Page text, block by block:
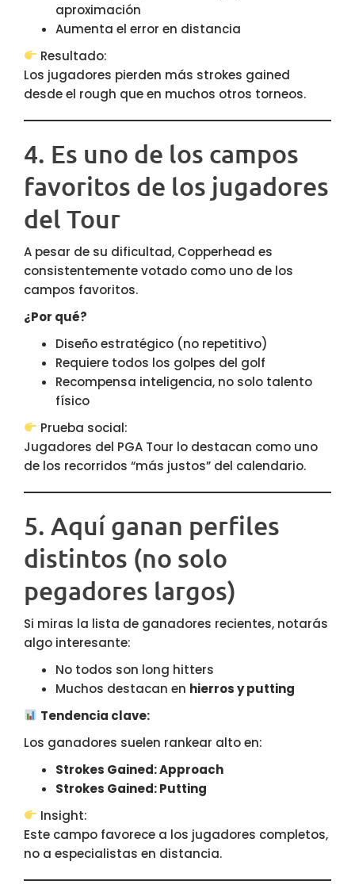
aproximación
Aumenta el error en distancia
Resultado:
Los jugadores pierden más strokes gained
desde el rough que en muchos otros torneos.
4. Es uno de los campos
favoritos de los jugadores
del Tour
A pesar de su dificultad, Copperhead es
consistentemente votado como uno de los
campos favoritos.
¿Por qué?
Diseño estratégico (no repetitivo)
Requiere todos los golpes del golf
Recompensa inteligencia, no solo talento
físico
Prueba social:
Jugadores del PGA Tour lo destacan como uno
de los recorridos “más justos” del calendario.
5. Aquí ganan perfiles
distintos (no solo
pegadores largos)
Si miras la lista de ganadores recientes, notarás
algo interesante:
No todos son long hitters
Muchos destacan en hierros y putting
Tendencia clave:
Los ganadores suelen rankear alto en:
Strokes Gained: Approach
Strokes Gained: Putting
Insight:
Este campo favorece a los jugadores completos,
no a especialistas en distancia.